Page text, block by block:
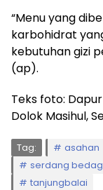
“Menu yang
karbohidrat
kebutuhan gizi
(ap).
Teks foto:
Dolok Masihul,
Tag: asahan
serdang
tanjungbalai